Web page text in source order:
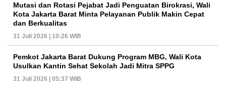
Mutasi dan Rotasi Pejabat Jadi Penguatan Birokrasi, Wali
Kota Jakarta Barat Minta Pelayanan Publik Makin Cepat
dan Berkualitas
31 Juli 2026 | 10:26 WIB
Pemkot Jakarta Barat Dukung Program MBG, Wali Kota
Usulkan Kantin Sehat Sekolah Jadi Mitra SPPG
31 Juli 2026 | 05:37 WIB